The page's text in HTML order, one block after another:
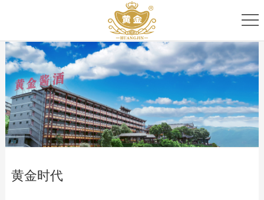
页
关
于
我
们
专
家
团
队
产
品
家
新
闻
服
黄金时代